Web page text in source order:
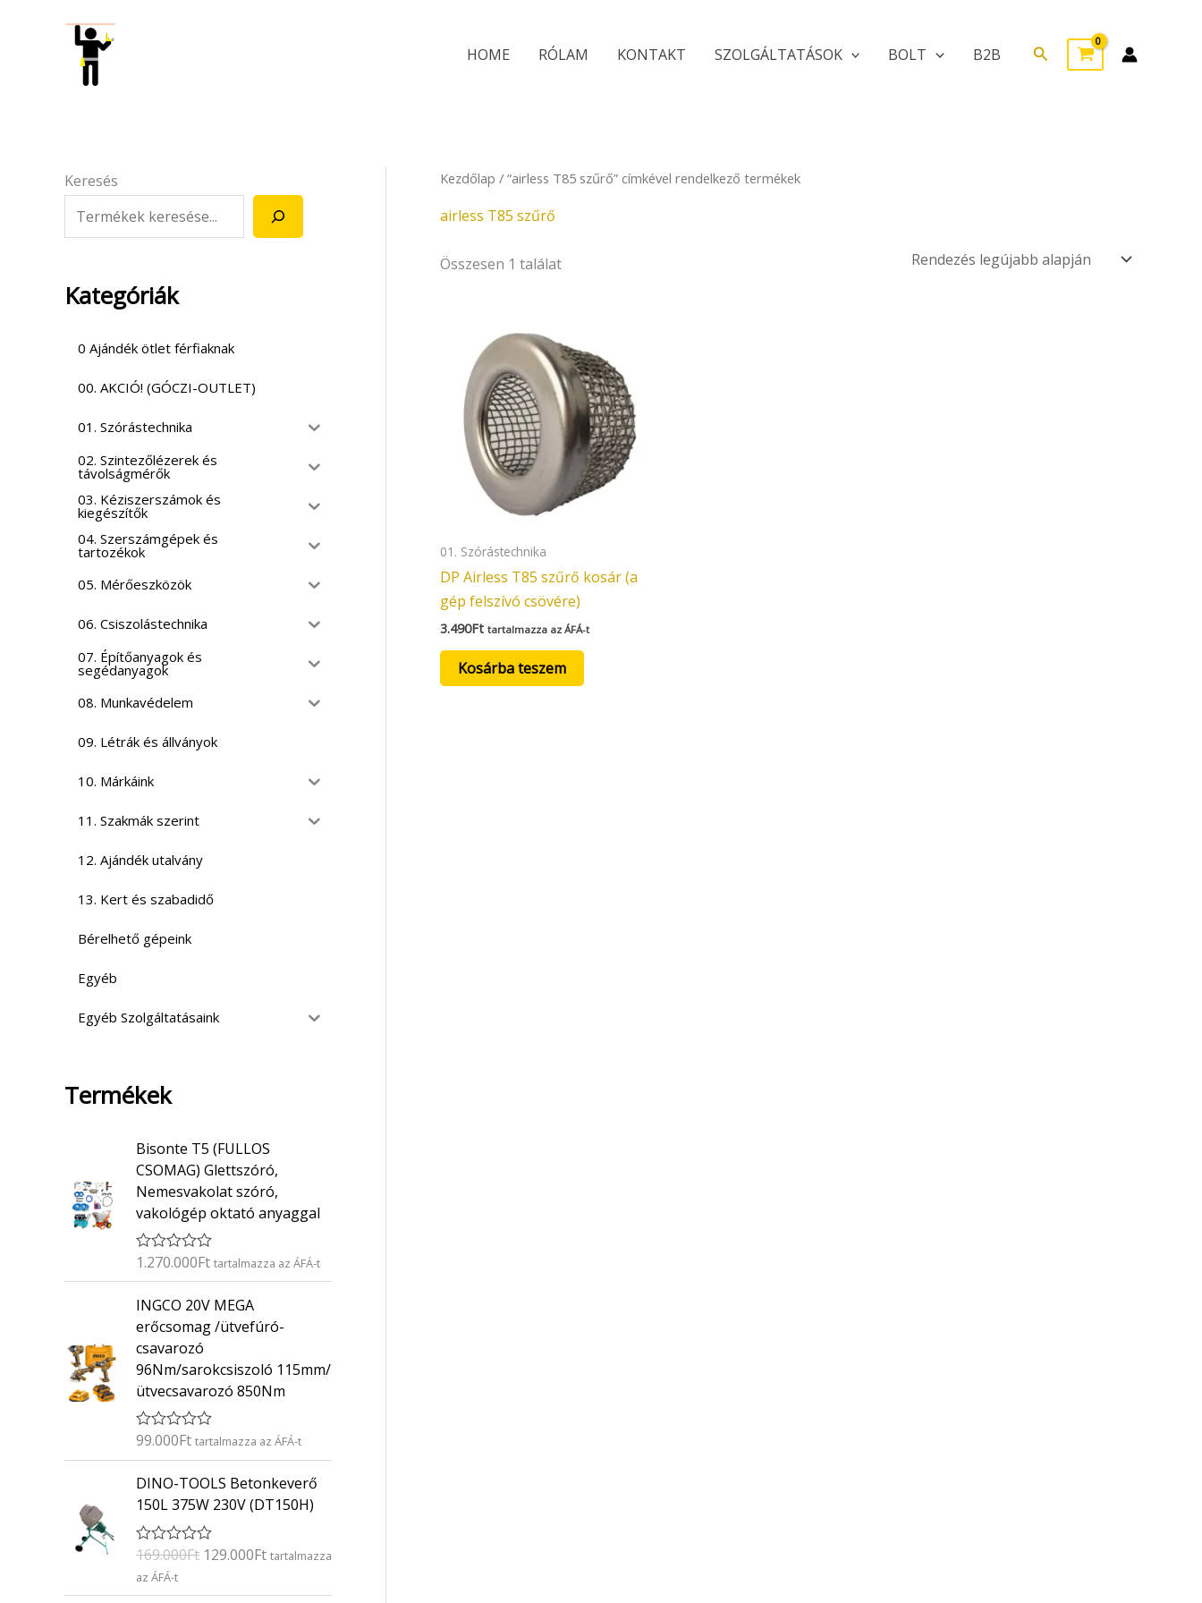
HOME RÓLAM KONTAKT SZOLGÁLTATÁSOK BOLT B2B Search
Keresés
Kategóriák
0 Ajándék ötlet férfiaknak
00. AKCIÓ! (GÓCZI-OUTLET)
01. Szórástechnika
02. Szintezőlézerek és
távolságmérők
03. Kéziszerszámok és
kiegészítők
04. Szerszámgépek és
tartozékok
05. Mérőeszközök
06. Csiszolástechnika
07. Építőanyagok és
segédanyagok
08. Munkavédelem
09. Létrák és állványok
10. Márkáink
11. Szakmák szerint
12. Ajándék utalvány
13. Kert és szabadidő
Bérelhető gépeink
Egyéb
Egyéb Szolgáltatásaink
Termékek
Bisonte T5 (FULLOS
CSOMAG) Glettszóró,
Nemesvakolat szóró,
vakológép oktató anyaggal
É
é
e
l
é
s
:
/
5
1.270.000Ft tartalmazza az ÁFÁ-t
INGCO 20V MEGA
erőcsomag /ütvefúró-
csavarozó
96Nm/sarokcsiszoló 115mm/
ütvecsavarozó 850Nm
É
é
k
e
é
s
0
/
99.000Ft tartalmazza az ÁFÁ-t
DINO-TOOLS Betonkeverő
150L 375W 230V (DT150H)
É
t
é
169.000Ft
O
r
g
129.000Ft
C
u
etartalmazza
az ÁFÁ-t
Kezdőlap / “airless T85 szűrő” címkével rendelkező termékek
airless T85 szűrő
Összesen 1 találat
01. Szórástechnika
DP Airless T85 szűrő kosár (a
gép felszívó csövére)
3.490Ft tartalmazza az ÁFÁ-t
Kosárba teszem